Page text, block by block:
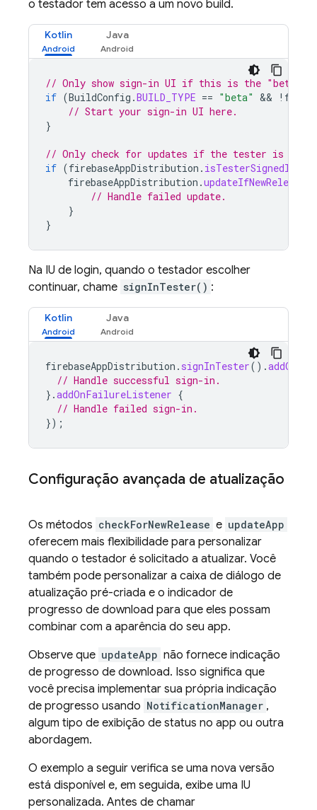
o testador tem acesso a um novo build.
Kotlin Java
// Only show sign-in UI if this is the "beta"
if (BuildConfig .BUILD_TYPE == "beta" && !
// Start your sign-in UI here.
}
// Only check for updates if the tester is
if (firebaseAppDistribution . isTesterSignedIn
firebaseAppDistribution .
// Handle failed update.
}
}
Na IU de login, quando o testador escolher
continuar, chame signInTester() :
Kotlin Java
firebaseAppDistribution . signInTester().
// Handle successful sign-in.
}.addOnFailureListener {
// Handle failed sign-in.
});
Configuração avançada de atualização
Os métodos checkForNewRelease e updateApp
oferecem mais flexibilidade para personalizar
quando o testador é solicitado a atualizar. Você
também pode personalizar a caixa de diálogo de
atualização pré-criada e o indicador de
progresso de download para que eles possam
combinar com a aparência do seu app.
Observe que updateApp não fornece indicação
de progresso de download. Isso significa que
você precisa implementar sua própria indicação
de progresso usando NotificationManager ,
algum tipo de exibição de status no app ou outra
abordagem.
O exemplo a seguir verifica se uma nova versão
está disponível e, em seguida, exibe uma IU
personalizada. Antes de chamar